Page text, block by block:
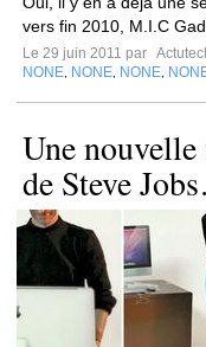
vers fin 2010, M.I.C
Le 29 juin 2011 par
NONE NONE NONE
Une
de Steve